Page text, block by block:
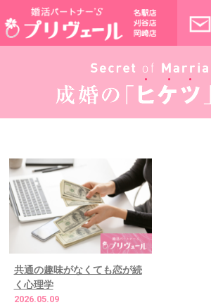
共通の趣味がなくても恋が続
く心理学
2026.05.09